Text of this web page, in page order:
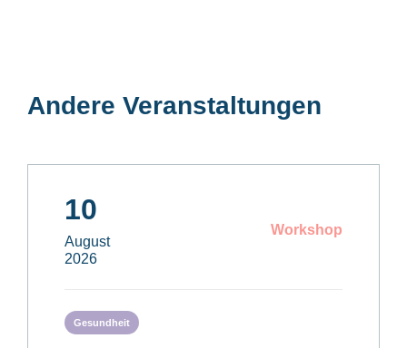
Andere Veranstaltungen
10
August
2026
Workshop
Gesundheit